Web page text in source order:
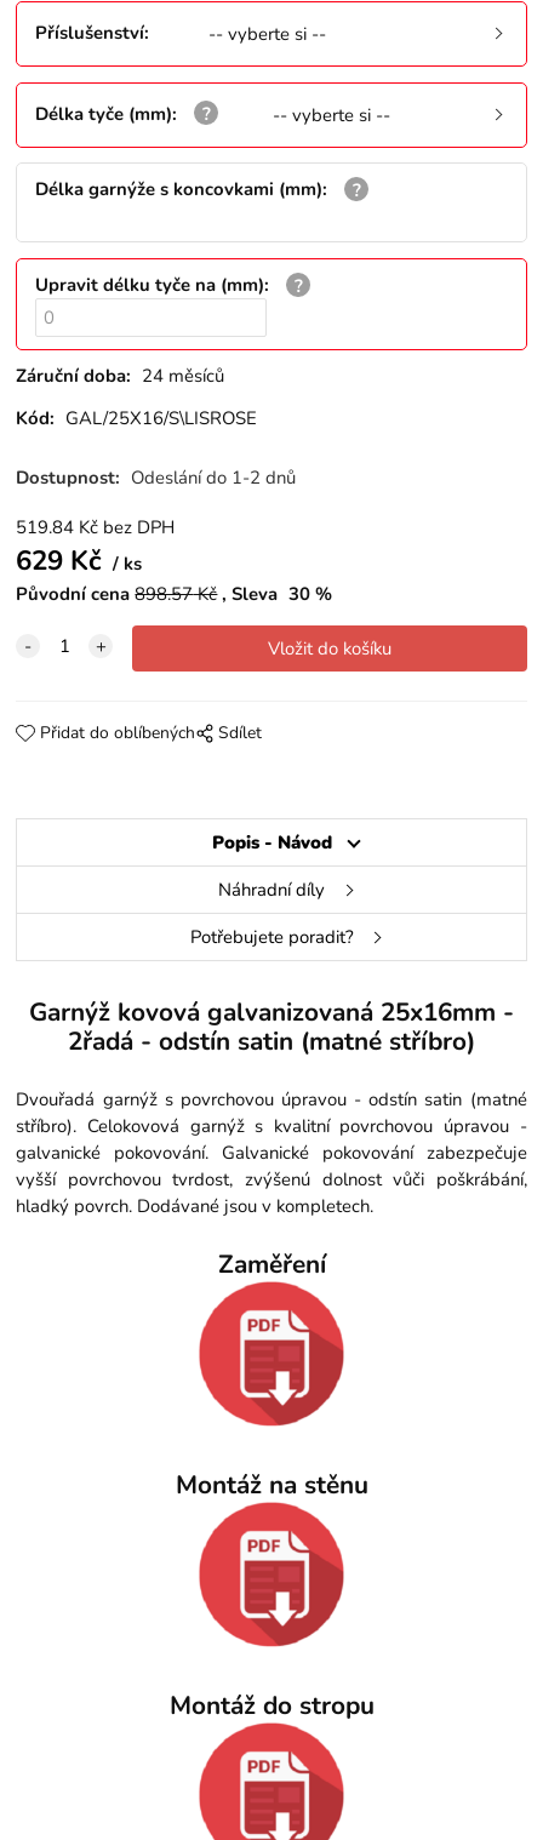
Příslušenství: -- vyberte si --
Délka tyče (mm): -- vyberte si --
Délka garnýže s koncovkami (mm):
Upravit délku tyče na (mm):
Záruční doba: 24 měsíců
Kód: GAL/25X16/S\LISROSE
Dostupnost: Odeslání do 1-2 dnů
519.84 Kč bez DPH
629 Kč
ks
Původní cena 898.57Kč Sleva 30 %
Přidat do oblíbených Sdílet
Popis - Návod
Náhradní díly
Potřebujete poradit?
Garnýž kovová galvanizovaná 25x16mm -
2řadá - odstín satin (matné stříbro)
Dvouřadá garnýž s povrchovou úpravou - odstín satin (matné
stříbro). Celokovová garnýž s kvalitní povrchovou úpravou -
galvanické pokovování. Galvanické pokovování zabezpečuje
vyšší povrchovou tvrdost, zvýšenú dolnost vůči poškrábání,
hladký povrch. Dodávané jsou v kompletech.
Zaměření
Montáž na stěnu
Montáž do stropu